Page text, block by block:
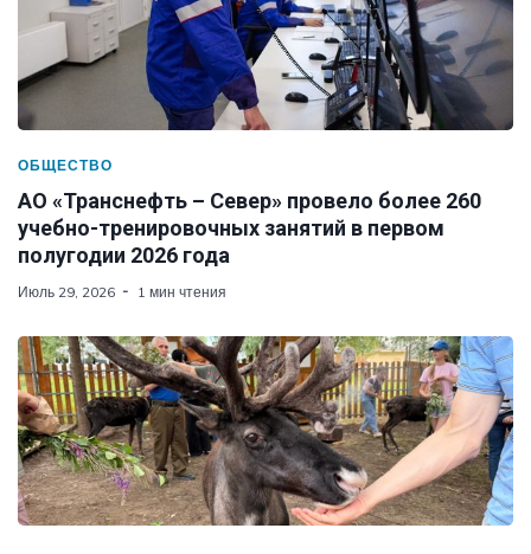
ОБЩЕСТВО
АО «Транснефть – Север» провело более 260
учебно-тренировочных занятий в первом
полугодии 2026 года
Июль 29, 2026 1 мин чтения